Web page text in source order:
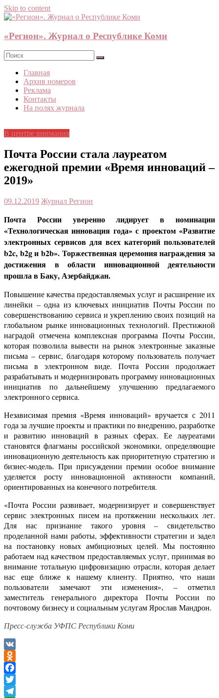
Skip to content
«Регион». Журнал о Республике Коми
Главная
Архив номеров
Реклама
Контакты
На полях журнала
В центре внимания
Почта России стала лауреатом
ежегодной премии «Время инноваций –
2019»
09.12.2019 Журнал Регион
Почта России уверенно лидирует в номинации
«Технологическая инновация года» с проектом «Развитие
электронных сервисов для всех категорий пользователей
b2c, b2gиb2b». Торжественная церемония награждения за
достижения в области инновационной деятельности
прошла в Баку, Азербайджан.
Повышение качества предоставляемых услуг и расширение их
линейки – одна из ключевых инициатив Почты России по
совершенствованию сервиса и укреплению своих позиций на
глобальном рынке инновационных технологий. Престижной
наградой отмечена комплексная программа Почты России,
которая позволила вывести на рынок электронные заказные
письма – сервис, благодаря которому пользователь получает
письма в электронном виде. Почта России продолжает
разрабатывать и модернизировать программу инновационных
инициатив по дальнейшему улучшению предлагаемого
электронного сервиса.
Независимая премия «Время инноваций» вручается с 2011
года за лучшие проекты и практики по внедрению, разработке
и развитию инноваций в разных сферах. Ее лауреатами
становятся флагманы российской экономики, определяющие
инновационную деятельность как приоритетную стратегию и
бизнес-модель. При присуждении премии особое внимание
уделяется росту инновационной активности компаний,
ориентированных на конечного потребителя.
«Почта России развивает, модернизирует и совершенствует
сервис электронных писем на протяжении нескольких лет.
Для нас признание такого уровня – свидетельство
проделанной нами работы, эффективности стратегии и задел
на постановку новых амбициозных целей. Мы постоянно
работаем над качеством предоставляемых услуг, принимая во
внимание тотальную цифровизацию отрасли, которая делает
нас еще ближе к нашему клиенту. Приятно, что наши
пользователи замечают эти изменения», – отметил
заместитель генерального директора Почты России по
почтовому бизнесу и социальным услугам Ярослав Мандрон.
Пресс-служба УФПС Республики Коми
VK
Odnoklassniki
Facebook
Twitter